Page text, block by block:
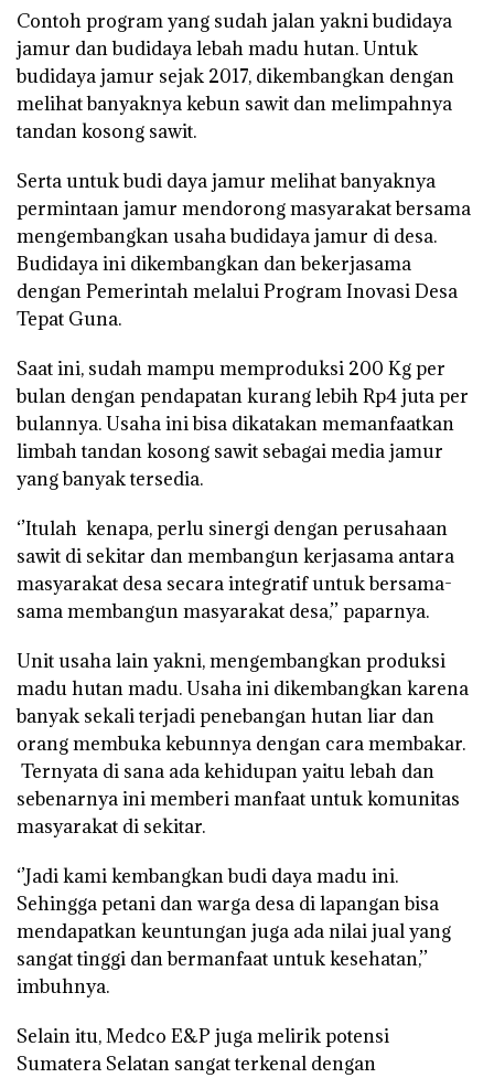
Contoh program yang sudah jalan yakni budidaya
jamur dan budidaya lebah madu hutan. Untuk
budidaya jamur sejak 2017, dikembangkan dengan
melihat banyaknya kebun sawit dan melimpahnya
tandan kosong sawit.
Serta untuk budi daya jamur melihat banyaknya
permintaan jamur mendorong masyarakat bersama
mengembangkan usaha budidaya jamur di desa.
Budidaya ini dikembangkan dan bekerjasama
dengan Pemerintah melalui Program Inovasi Desa
Tepat Guna.
Saat ini, sudah mampu memproduksi 200 Kg per
bulan dengan pendapatan kurang lebih Rp4 juta per
bulannya. Usaha ini bisa dikatakan memanfaatkan
limbah tandan kosong sawit sebagai media jamur
yang banyak tersedia.
‘’Itulah kenapa, perlu sinergi dengan perusahaan
sawit di sekitar dan membangun kerjasama antara
masyarakat desa secara integratif untuk bersama-
sama membangun masyarakat desa,’’ paparnya.
Unit usaha lain yakni, mengembangkan produksi
madu hutan madu. Usaha ini dikembangkan karena
banyak sekali terjadi penebangan hutan liar dan
orang membuka kebunnya dengan cara membakar.
Ternyata di sana ada kehidupan yaitu lebah dan
sebenarnya ini memberi manfaat untuk komunitas
masyarakat di sekitar.
‘’Jadi kami kembangkan budi daya madu ini.
Sehingga petani dan warga desa di lapangan bisa
mendapatkan keuntungan juga ada nilai jual yang
sangat tinggi dan bermanfaat untuk kesehatan,’’
imbuhnya.
Selain itu, Medco E&P juga melirik potensi
Sumatera Selatan sangat terkenal dengan